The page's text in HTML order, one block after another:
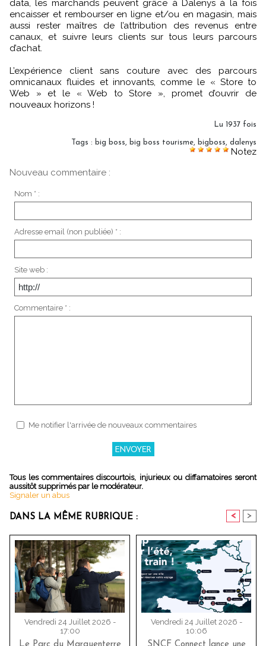
data, les marchands peuvent grâce à Dalenys à la fois
encaisser et rembourser en ligne et/ou en magasin, mais
aussi rester maîtres de l’attribution des revenus entre
canaux, et suivre leurs clients sur tous leurs parcours
d’achat.
L’expérience client sans couture avec des parcours
omnicanaux fluides et innovants, comme le « Store to
Web » et le « Web to Store », promet d’ouvrir de
nouveaux horizons !
Lu 1937 fois
Tags : big boss, big boss tourisme, bigboss, dalenys
Notez
Nouveau commentaire :
Nom * :
Adresse email (non publiée) * :
Site web :
Commentaire * :
Me notifier l'arrivée de nouveaux commentaires
Tous les commentaires discourtois, injurieux ou diffamatoires seront
aussitôt supprimés par le modérateur.
Signaler un abus
DANS LA MÊME RUBRIQUE : < >
Vendredi 24 Juillet 2026 -
17:00
Vendredi 24 Juillet 2026 -
10:06